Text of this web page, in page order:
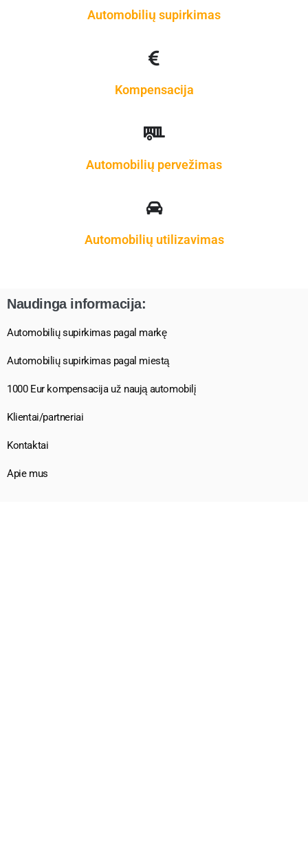
Automobilių supirkimas
Kompensacija
Automobilių pervežimas
Automobilių utilizavimas
Naudinga informacija:
Automobilių supirkimas pagal markę
Automobilių supirkimas pagal miestą
1000 Eur kompensacija už naują automobilį
Klientai/partneriai
Kontaktai
Apie mus